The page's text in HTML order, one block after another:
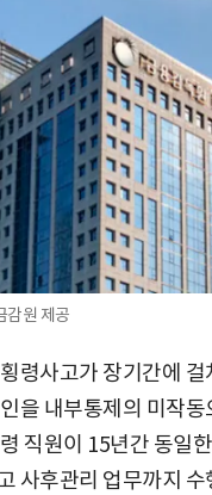
감원 제공
령사고가 장기간에 걸
을 내부통제의 미작동
직원이 15년간 동일
사후관리 업무까지